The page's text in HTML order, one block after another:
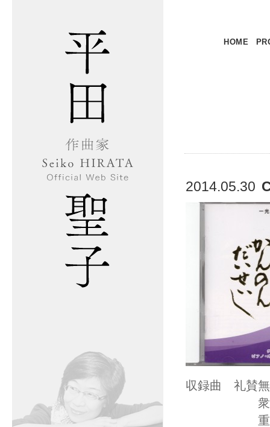
HOME
2014.05.30
収録曲
衆会
重誓偈